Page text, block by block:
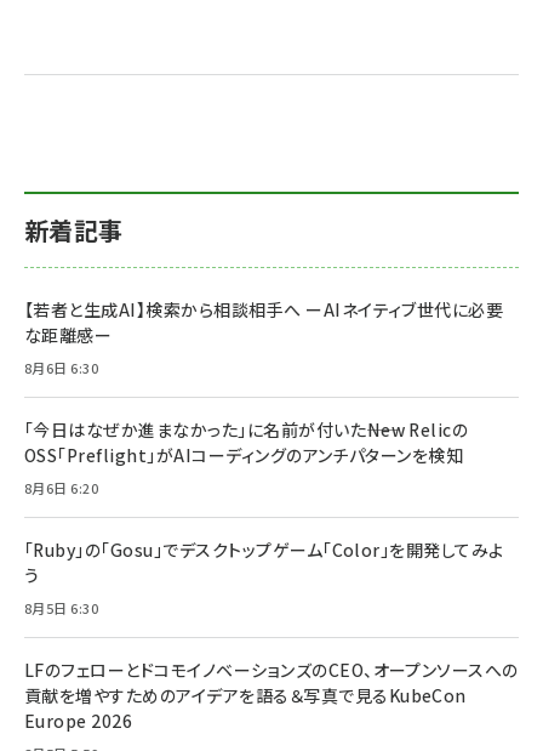
新着記事
【若者と生成AI】検索から相談相手へ ーAIネイティブ世代に必要
な距離感ー
8月6日 6:30
「今日はなぜか進まなかった」に名前が付いた――New Relicの
OSS「Preflight」がAIコーディングのアンチパターンを検知
8月6日 6:20
「Ruby」の「Gosu」でデスクトップゲーム「Color」を開発してみよ
う
8月5日 6:30
LFのフェローとドコモイノベーションズのCEO、オープンソースへの
貢献を増やすためのアイデアを語る＆写真で見るKubeCon
Europe 2026